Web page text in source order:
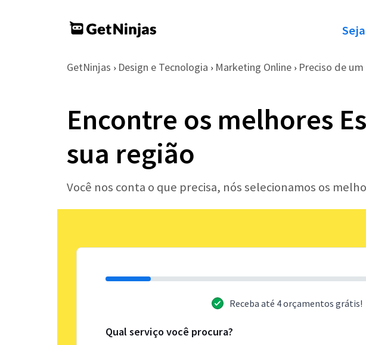
GetNinjas › Design e Tecnologia › Marketing Online › Preciso de
Encontre os melhores
sua região
Você nos conta o que precisa, nós selecionamos os
Receba até 4 orçamentos grátis!
Qual serviço você procura?